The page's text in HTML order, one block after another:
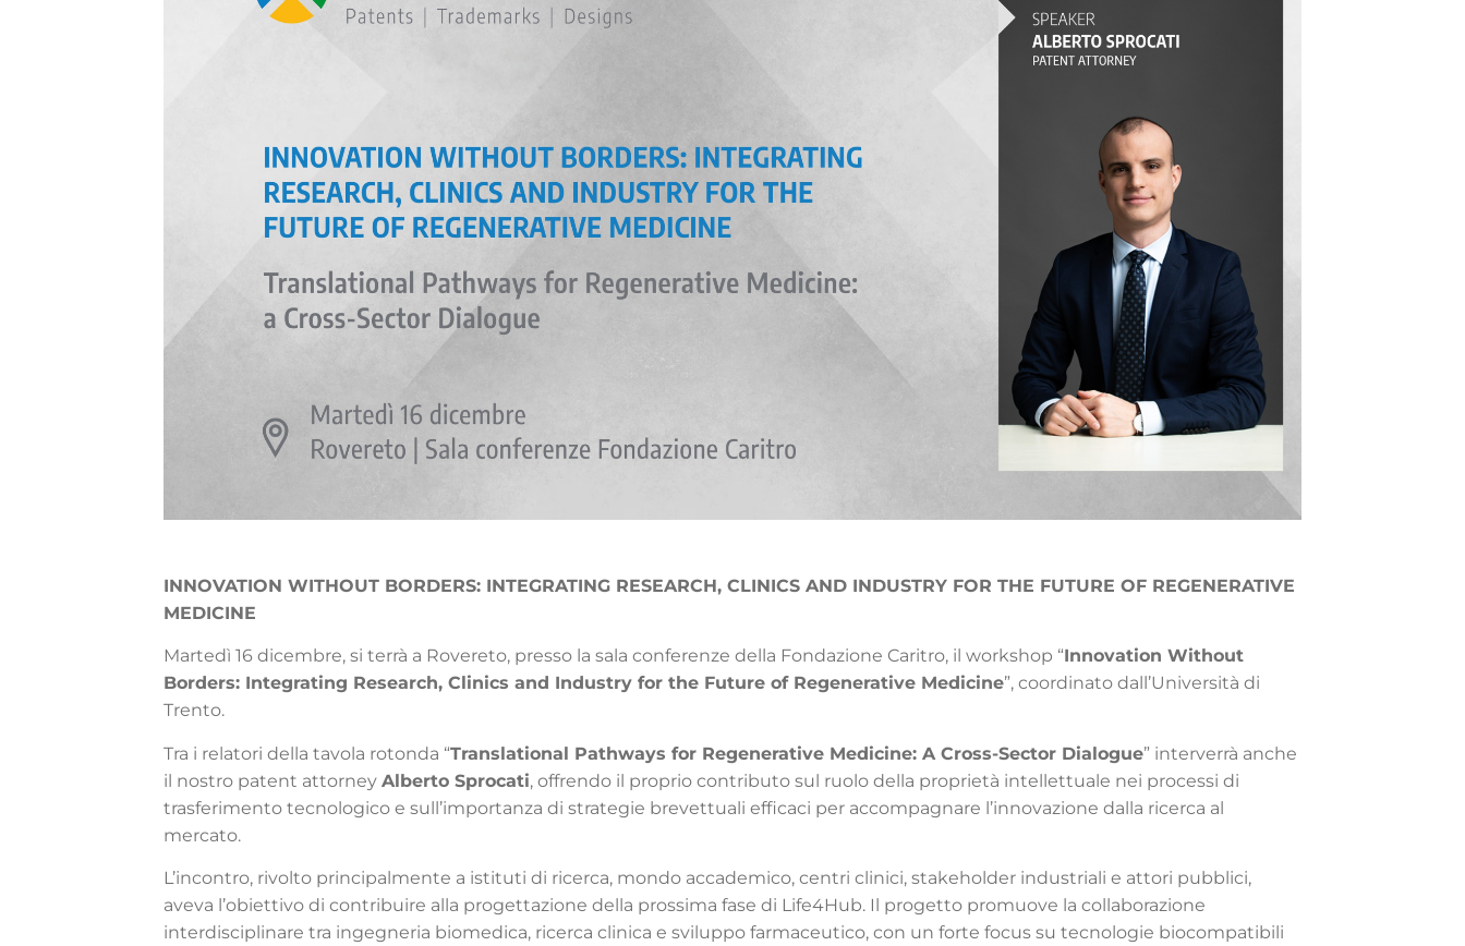
INNOVATION WITHOUT BORDERS: INTEGRATING RESEARCH, CLINICS AND INDUSTRY FOR THE FUTURE OF REGENERATIVE
MEDICINE
Martedì 16 dicembre, si terrà a Rovereto, presso la sala conferenze della Fondazione Caritro, il workshop “Innovation Without
Borders: Integrating Research, Clinics and Industry for the Future of Regenerative Medicine”, coordinato dall’Università di
Trento.
Tra i relatori della tavola rotonda “Translational Pathways for Regenerative Medicine: A Cross-Sector Dialogue” interverrà anche
il nostro patent attorney Alberto Sprocati, offrendo il proprio contributo sul ruolo della proprietà intellettuale nei processi di
trasferimento tecnologico e sull’importanza di strategie brevettuali efficaci per accompagnare l’innovazione dalla ricerca al
mercato.
L’incontro, rivolto principalmente a istituti di ricerca, mondo accademico, centri clinici, stakeholder industriali e attori pubblici,
aveva l’obiettivo di contribuire alla progettazione della prossima fase di Life4Hub. Il progetto promuove la collaborazione
interdisciplinare tra ingegneria biomedica, ricerca clinica e sviluppo farmaceutico, con un forte focus su tecnologie biocompatibili